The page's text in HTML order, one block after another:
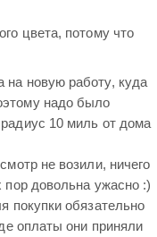
цвета, потому что
новую работу, куда
надо было
10 миль от дома
не возили, ничего
довольна ужасно :)
покупки обязательно
оплаты они приняли